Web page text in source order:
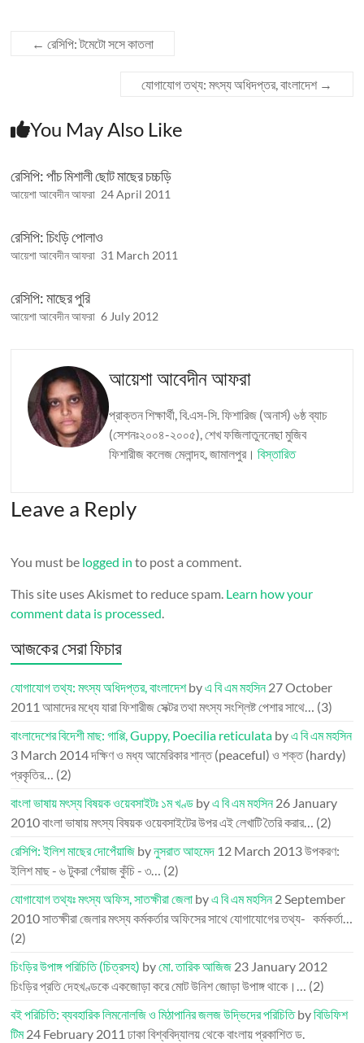
← রেসিপি: টমেটো সসে কাতলা
যোগাযোগ তথ্য: মৎস্য অধিদপ্তর, বাংলাদেশ →
You May Also Like
রেসিপি: পাঁচ মিশালী ছোট মাছের চচ্চড়ি
আয়েশা আবেদীন আফরা 24 April 2011
রেসিপি: চিংড়ি পোলাও
আয়েশা আবেদীন আফরা 31 March 2011
রেসিপি: মাছের পুরি
আয়েশা আবেদীন আফরা 6 July 2012
আয়েশা আবেদীন আফরা
প্রাক্তন শিক্ষার্থী, বি.এস-সি. ফিশারিজ (অনার্স) ৬ষ্ঠ ব্যাচ
(সেশনঃ২০০৪-২০০৫), শেখ ফজিলাতুননেছা মুজিব
ফিশারীজ কলেজ মেলান্দহ, জামালপুর।বিস্তারিত
Leave a Reply
You must be logged in to post a comment.
This site uses Akismet to reduce spam. Learn how your
comment data is processed.
আজকের সেরা ফিচার
যোগাযোগ তথ্য: মৎস্য অধিদপ্তর, বাংলাদেশbyএ বি এম মহসিন27 October
2011 আমাদের মধ্যে যারা ফিশারীজ সেক্টর তথা মৎস্য সংশ্লিষ্ট পেশার সাথে… (3)
বাংলাদেশের বিদেশী মাছ: গাপ্পি, Guppy, Poecilia reticulata byএ বি এম মহসিন
3 March 2014দক্ষিণ ও মধ্য আমেরিকার শান্ত (peaceful) ও শক্ত (hardy)
প্রকৃতির… (2)
বাংলা ভাষায় মৎস্য বিষয়ক ওয়েবসাইটঃ ১ম খণ্ড byএ বি এম মহসিন26 January
2010বাংলা ভাষায় মৎস্য বিষয়ক ওয়েবসাইটের উপর এই লেখাটি তৈরি করার… (2)
রেসিপি: ইলিশ মাছের দোপেঁয়াজি byনুসরাত আহমেদ 12 March 2013উপকরণ:
ইলিশ মাছ - ৬ টুকরা পেঁয়াজ কুঁচি - ৩… (2)
যোগাযোগ তথ্যঃ মৎস্য অফিস, সাতক্ষীরা জেলা byএ বি এম মহসিন2 September
2010সাতক্ষীরা জেলার মৎস্য কর্মকর্তার অফিসের সাথে যোগাযোগের তথ্য- কর্মকর্তা…
(2)
চিংড়ির উপাঙ্গ পরিচিতি (চিত্রসহ) byমো. তারিক আজিজ 23 January 2012
চিংড়ির প্রতি দেহখণ্ডকে একজোড়া করে মোট উনিশ জোড়া উপাঙ্গ থাকে।… (2)
বই পরিচিতি: ব্যবহারিক লিমনোলজি ও মিঠাপানির জলজ উদ্ভিদের পরিচিতিbyবিডিফিশ
টিম24 February 2011 ঢাকা বিশ্ববিদ্যালয় থেকে বাংলায় প্রকাশিত ড.